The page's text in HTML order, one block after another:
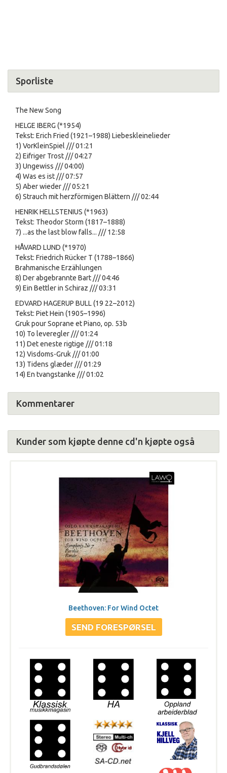
Sporliste
The New Song
HELGE IBERG (*1954)
Tekst: Erich Fried (1921–1988) Liebeskleinelieder
1) VorKleinSpiel /// 01:21
2) Eifriger Trost /// 04:27
3) Ungewiss /// 04:00)
4) Was es ist /// 07:57
5) Aber wieder /// 05:21
6) Strauch mit herzförmigen Blättern /// 02:44
HENRIK HELLSTENIUS (*1963)
Tekst: Theodor Storm (1817–1888)
7) ...as the last blow falls... /// 12:58
HÅVARD LUND (*1970)
Tekst: Friedrich Rücker T (1788–1866)
Brahmanische Erzählungen
8) Der abgebrannte Bart /// 04:46
9) Ein Bettler in Schiraz /// 03:31
EDVARD HAGERUP BULL (19 22–2012)
Tekst: Piet Hein (1905–1996)
Gruk pour Soprane et Piano, op. 53b
10) To leveregler /// 01:24
11) Det eneste rigtige /// 01:18
12) Visdoms-Gruk /// 01:00
13) Tidens glæder /// 01:29
14) En tvangstanke /// 01:02
Kommentarer
Kunder som kjøpte denne cd'n kjøpte også
Beethoven: For Wind Octet